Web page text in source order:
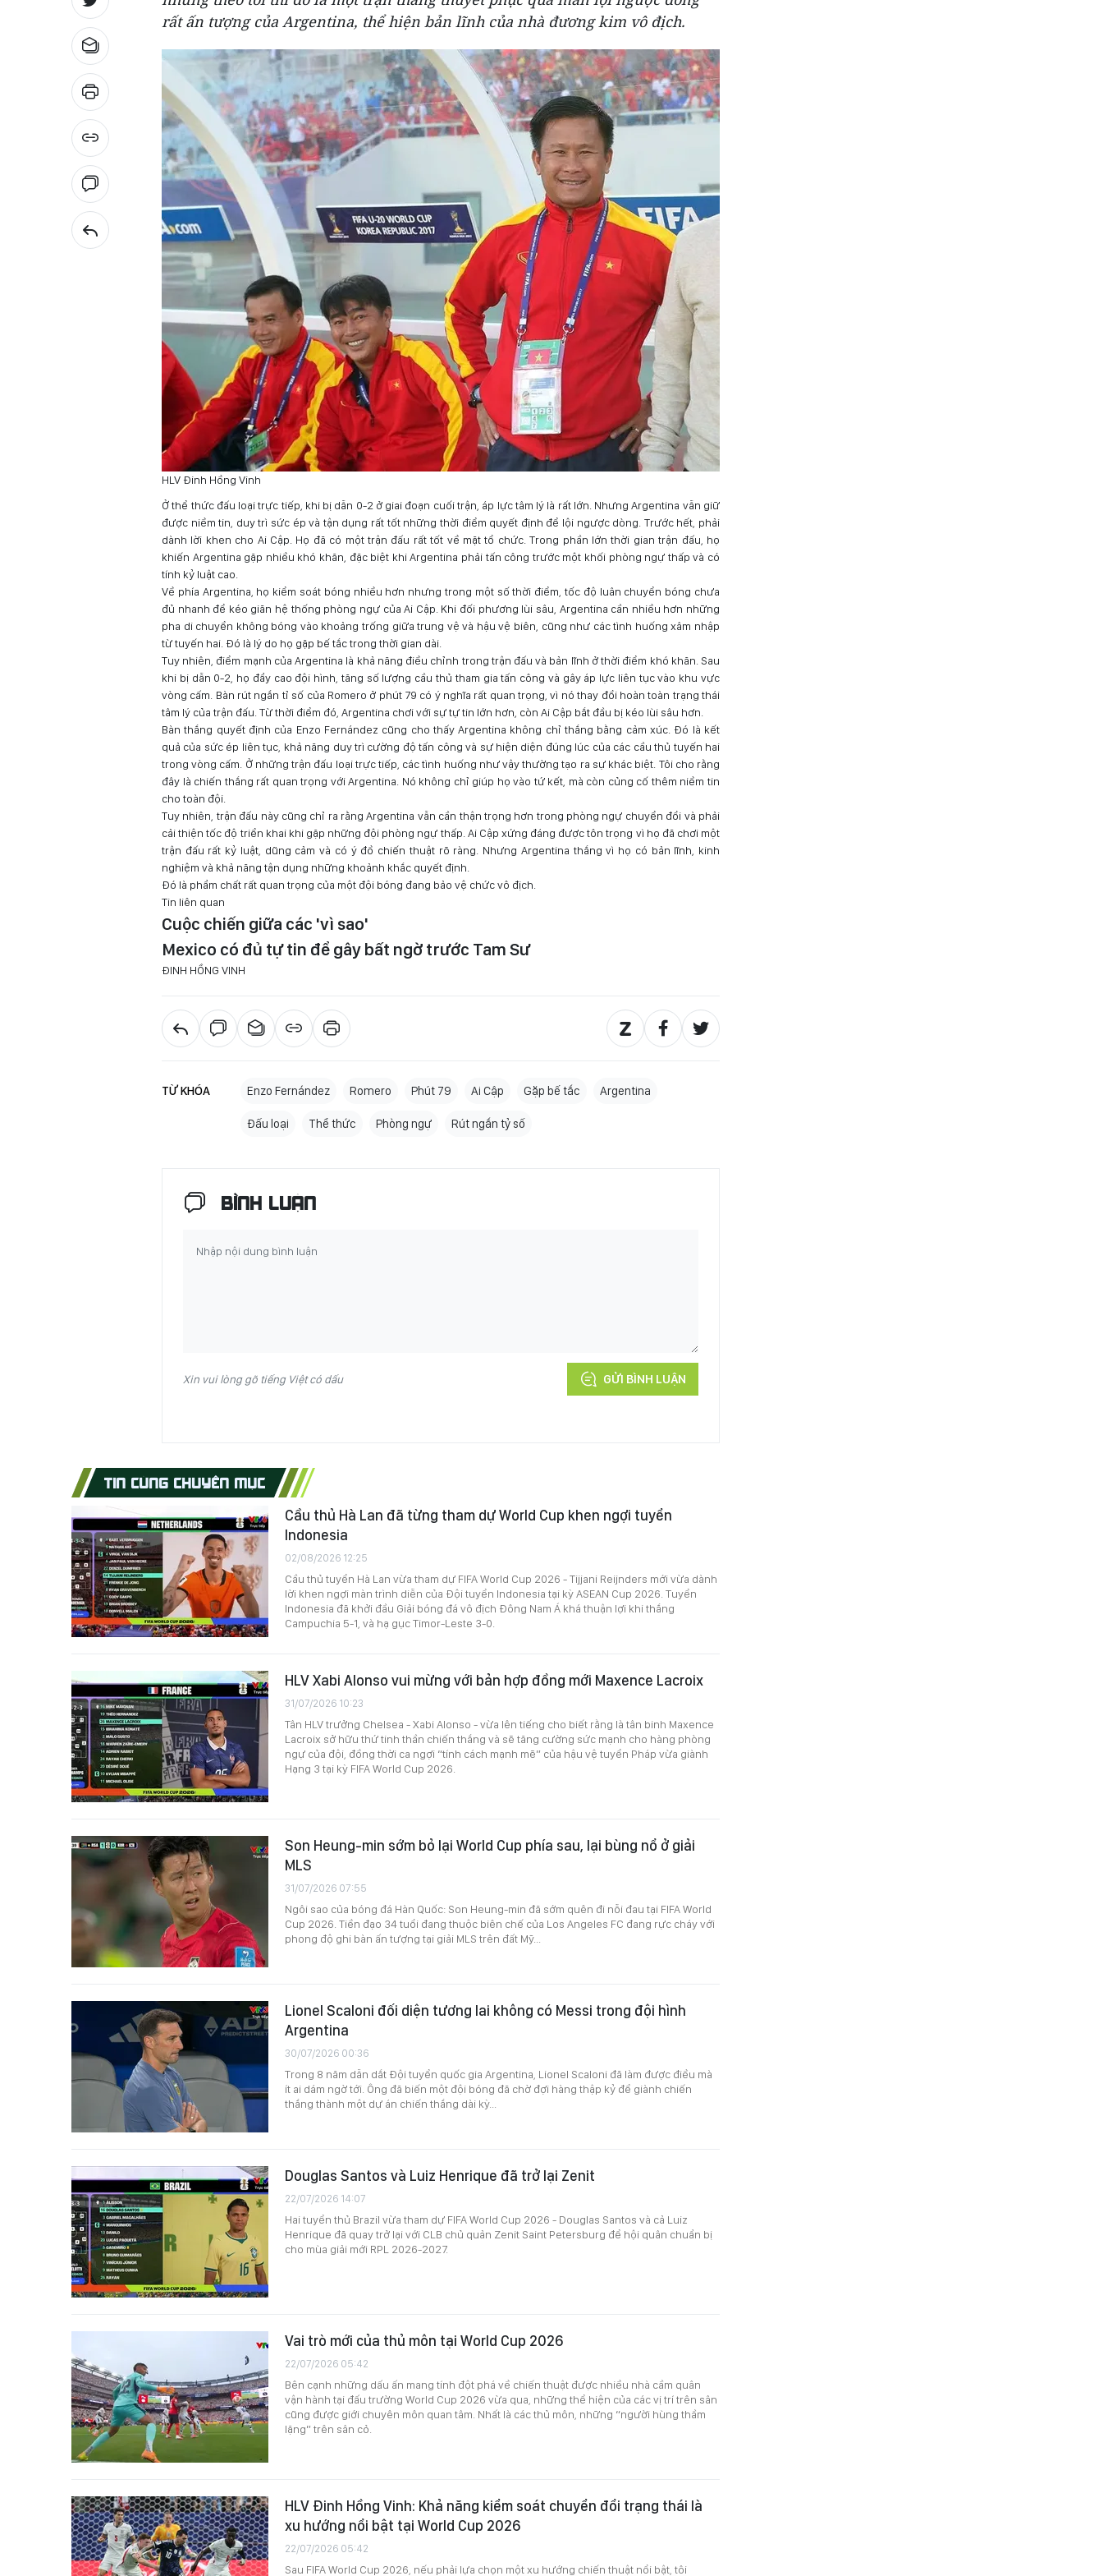
rất ấn tượng của Argentina, thể hiện bản lĩnh của nhà đương kim vô địch.
HLV Đinh Hồng Vinh
Ở thể thức đấu loại trực tiếp, khi bị dẫn 0-2 ở giai đoạn cuối trận, áp lực tâm lý là rất lớn. Nhưng Argentina vẫn giữ
được niềm tin, duy trì sức ép và tận dụng rất tốt những thời điểm quyết định để lội ngược dòng. Trước hết, phải
dành lời khen cho Ai Cập. Họ đã có một trận đấu rất tốt về mặt tổ chức. Trong phần lớn thời gian trận đấu, họ
khiến Argentina gặp nhiều khó khăn, đặc biệt khi Argentina phải tấn công trước một khối phòng ngự thấp và có
tính kỷ luật cao.
Về phía Argentina, họ kiểm soát bóng nhiều hơn nhưng trong một số thời điểm, tốc độ luân chuyển bóng chưa
đủ nhanh để kéo giãn hệ thống phòng ngự của Ai Cập. Khi đối phương lùi sâu, Argentina cần nhiều hơn những
pha di chuyển không bóng vào khoảng trống giữa trung vệ và hậu vệ biên, cũng như các tình huống xâm nhập
từ tuyến hai. Đó là lý do họ gặp bế tắc trong thời gian dài.
Tuy nhiên, điểm mạnh của Argentina là khả năng điều chỉnh trong trận đấu và bản lĩnh ở thời điểm khó khăn. Sau
khi bị dẫn 0-2, họ đẩy cao đội hình, tăng số lượng cầu thủ tham gia tấn công và gây áp lực liên tục vào khu vực
vòng cấm. Bàn rút ngắn tỉ số của Romero ở phút 79 có ý nghĩa rất quan trọng, vì nó thay đổi hoàn toàn trạng thái
tâm lý của trận đấu. Từ thời điểm đó, Argentina chơi với sự tự tin lớn hơn, còn Ai Cập bắt đầu bị kéo lùi sâu hơn.
Bàn thắng quyết định của Enzo Fernández cũng cho thấy Argentina không chỉ thắng bằng cảm xúc. Đó là kết
quả của sức ép liên tục, khả năng duy trì cường độ tấn công và sự hiện diện đúng lúc của các cầu thủ tuyến hai
trong vòng cấm. Ở những trận đấu loại trực tiếp, các tình huống như vậy thường tạo ra sự khác biệt. Tôi cho rằng
đây là chiến thắng rất quan trọng với Argentina. Nó không chỉ giúp họ vào tứ kết, mà còn củng cố thêm niềm tin
cho toàn đội.
Tuy nhiên, trận đấu này cũng chỉ ra rằng Argentina vẫn cần thận trọng hơn trong phòng ngự chuyển đổi và phải
cải thiện tốc độ triển khai khi gặp những đội phòng ngự thấp. Ai Cập xứng đáng được tôn trọng vì họ đã chơi một
trận đấu rất kỷ luật, dũng cảm và có ý đồ chiến thuật rõ ràng. Nhưng Argentina thắng vì họ có bản lĩnh, kinh
nghiệm và khả năng tận dụng những khoảnh khắc quyết định.
Đó là phẩm chất rất quan trọng của một đội bóng đang bảo vệ chức vô địch.
Tin liên quan
Cuộc chiến giữa các 'vì sao'
Mexico có đủ tự tin để gây bất ngờ trước Tam Sư
ĐINH HỒNG VINH
TỪ KHÓA Enzo Fernández Romero Phút 79 Ai Cập Gặp bế tắc Argentina
Đấu loại Thể thức Phòng ngự Rút ngắn tỷ số
BÌNH LUẬN
Xin vui lòng gõ tiếng Việt có dấu GỬI BÌNH LUẬN
TIN CÙNG CHUYÊN MỤC
Cầu thủ Hà Lan đã từng tham dự World Cup khen ngợi tuyển
Indonesia
02/08/2026 12:25
Cầu thủ tuyển Hà Lan vừa tham dự FIFA World Cup 2026 - Tijjani Reijnders mới vừa dành
lời khen ngợi màn trình diễn của Đội tuyển Indonesia tại kỳ ASEAN Cup 2026. Tuyển
Indonesia đã khởi đầu Giải bóng đá vô địch Đông Nam Á khá thuận lợi khi thắng
Campuchia 5-1, và hạ gục Timor-Leste 3-0.
HLV Xabi Alonso vui mừng với bản hợp đồng mới Maxence Lacroix
31/07/2026 10:23
Tân HLV trưởng Chelsea - Xabi Alonso - vừa lên tiếng cho biết rằng là tân binh Maxence
Lacroix sở hữu thứ tinh thần chiến thắng và sẽ tăng cường sức mạnh cho hàng phòng
ngự của đội, đồng thời ca ngợi “tính cách mạnh mẽ” của hậu vệ tuyển Pháp vừa giành
Hạng 3 tại kỳ FIFA World Cup 2026.
Son Heung-min sớm bỏ lại World Cup phía sau, lại bùng nổ ở giải
MLS
31/07/2026 07:55
Ngôi sao của bóng đá Hàn Quốc: Son Heung-min đã sớm quên đi nỗi đau tại FIFA World
Cup 2026. Tiền đạo 34 tuổi đang thuộc biên chế của Los Angeles FC đang rực cháy với
phong độ ghi bàn ấn tượng tại giải MLS trên đất Mỹ...
Lionel Scaloni đối diện tương lai không có Messi trong đội hình
Argentina
30/07/2026 00:36
Trong 8 năm dẫn dắt Đội tuyển quốc gia Argentina, Lionel Scaloni đã làm được điều mà
ít ai dám ngờ tới. Ông đã biến một đội bóng đã chờ đợi hàng thập kỷ để giành chiến
thắng thành một dự án chiến thắng dài kỳ...
Douglas Santos và Luiz Henrique đã trở lại Zenit
22/07/2026 14:07
Hai tuyển thủ Brazil vừa tham dự FIFA World Cup 2026 - Douglas Santos và cả Luiz
Henrique đã quay trở lại với CLB chủ quản Zenit Saint Petersburg để hội quân chuẩn bị
cho mùa giải mới RPL 2026-2027.
Vai trò mới của thủ môn tại World Cup 2026
22/07/2026 05:42
Bên cạnh những dấu ấn mang tính đột phá về chiến thuật được nhiều nhà cầm quân
vận hành tại đấu trường World Cup 2026 vừa qua, những thể hiện của các vị trí trên sân
cũng được giới chuyên môn quan tâm. Nhất là các thủ môn, những “người hùng thầm
lặng” trên sân cỏ.
HLV Đinh Hồng Vinh: Khả năng kiểm soát chuyển đổi trạng thái là
xu hướng nổi bật tại World Cup 2026
22/07/2026 05:42
Sau FIFA World Cup 2026, nếu phải lựa chọn một xu hướng chiến thuật nổi bật, tôi